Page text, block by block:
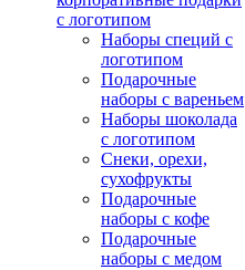
с логотипом
Наборы специй с
логотипом
Подарочные
наборы с вареньем
Наборы шоколада
с логотипом
Снеки, орехи,
сухофрукты
Подарочные
наборы с кофе
Подарочные
наборы с медом